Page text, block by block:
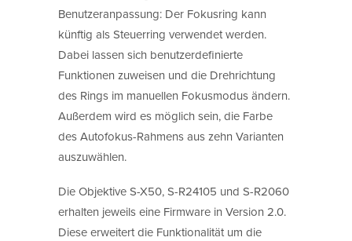
Benutzeranpassung: Der Fokusring kann
künftig als Steuerring verwendet werden.
Dabei lassen sich benutzerdefinierte
Funktionen zuweisen und die Drehrichtung
des Rings im manuellen Fokusmodus ändern.
Außerdem wird es möglich sein, die Farbe
des Autofokus-Rahmens aus zehn Varianten
auszuwählen.
Die Objektive S-X50, S-R24105 und S-R2060
erhalten jeweils eine Firmware in Version 2.0.
Diese erweitert die Funktionalität um die